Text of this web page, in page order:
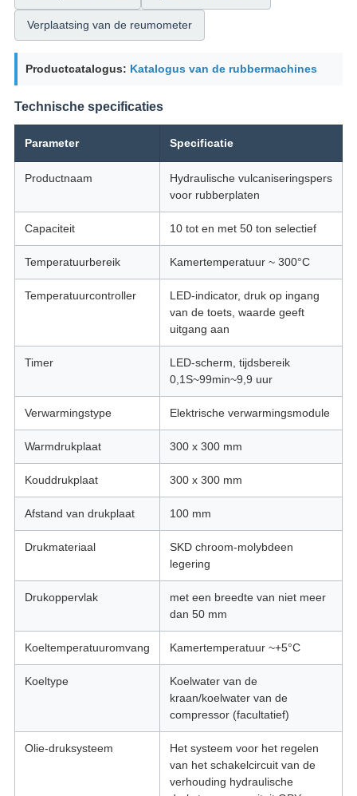
Verplaatsing van de reumometer
Productcatalogus: Katalogus van de rubbermachines
Technische specificaties
Parameter Specificatie
Productnaam
Hydraulische vulcaniseringspers
voor rubberplaten
Capaciteit 10 tot en met 50 ton selectief
Temperatuurbereik Kamertemperatuur ~ 300°C
Temperatuurcontroller
LED-indicator, druk op ingang
van de toets, waarde geeft
uitgang aan
Timer
LED-scherm, tijdsbereik
0,1S~99min~9,9 uur
Verwarmingstype Elektrische verwarmingsmodule
Warmdrukplaat 300 x 300 mm
Kouddrukplaat 300 x 300 mm
Afstand van drukplaat 100 mm
Drukmateriaal
SKD chroom-molybdeen
legering
Drukoppervlak
met een breedte van niet meer
dan 50 mm
Koeltemperatuuromvang Kamertemperatuur ~+5°C
Koeltype
Koelwater van de
kraan/koelwater van de
compressor (facultatief)
Olie-druksysteem
Het systeem voor het regelen
van het schakelcircuit van de
verhouding hydraulische